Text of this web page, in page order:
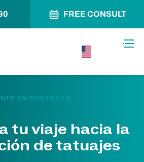
FREE CONSULT
EN CONTACTO
tu viaje hacia la
de tatuajes